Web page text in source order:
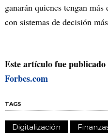
ganarán quienes tengan
con sistemas de decisión
Este artículo fue
Forbes.com
TAGS
Digitalización